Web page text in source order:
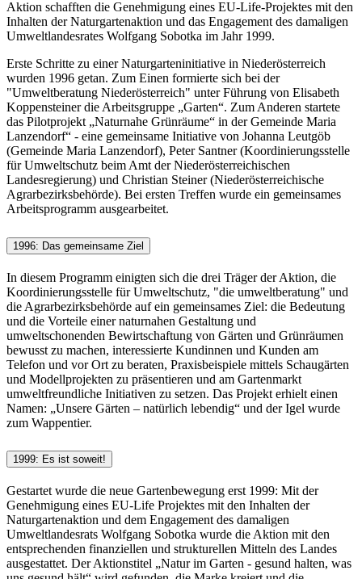
Aktion schafften die Genehmigung eines EU-Life-Projektes mit den
Inhalten der Naturgartenaktion und das Engagement des damaligen
Umweltlandesrates Wolfgang Sobotka im Jahr 1999.
Erste Schritte zu einer Naturgarteninitiative in Niederösterreich
wurden 1996 getan. Zum Einen formierte sich bei der
"Umweltberatung Niederösterreich" unter Führung von Elisabeth
Koppensteiner die Arbeitsgruppe „Garten“. Zum Anderen startete
das Pilotprojekt „Naturnahe Grünräume“ in der Gemeinde Maria
Lanzendorf“ - eine gemeinsame Initiative von Johanna Leutgöb
(Gemeinde Maria Lanzendorf), Peter Santner (Koordinierungsstelle
für Umweltschutz beim Amt der Niederösterreichischen
Landesregierung) und Christian Steiner (Niederösterreichische
Agrarbezirksbehörde). Bei ersten Treffen wurde ein gemeinsames
Arbeitsprogramm ausgearbeitet.
1996: Das gemeinsame Ziel
In diesem Programm einigten sich die drei Träger der Aktion, die
Koordinierungsstelle für Umweltschutz, "die umweltberatung" und
die Agrarbezirksbehörde auf ein gemeinsames Ziel: die Bedeutung
und die Vorteile einer naturnahen Gestaltung und
umweltschonenden Bewirtschaftung von Gärten und Grünräumen
bewusst zu machen, interessierte Kundinnen und Kunden am
Telefon und vor Ort zu beraten, Praxisbeispiele mittels Schaugärten
und Modellprojekten zu präsentieren und am Gartenmarkt
umweltfreundliche Initiativen zu setzen. Das Projekt erhielt einen
Namen: „Unsere Gärten – natürlich lebendig“ und der Igel wurde
zum Wappentier.
1999: Es ist soweit!
Gestartet wurde die neue Gartenbewegung erst 1999: Mit der
Genehmigung eines EU-Life Projektes mit den Inhalten der
Naturgartenaktion und dem Engagement des damaligen
Umweltlandesrats Wolfgang Sobotka wurde die Aktion mit den
entsprechenden finanziellen und strukturellen Mitteln des Landes
ausgestattet. Der Aktionstitel „Natur im Garten - gesund halten, was